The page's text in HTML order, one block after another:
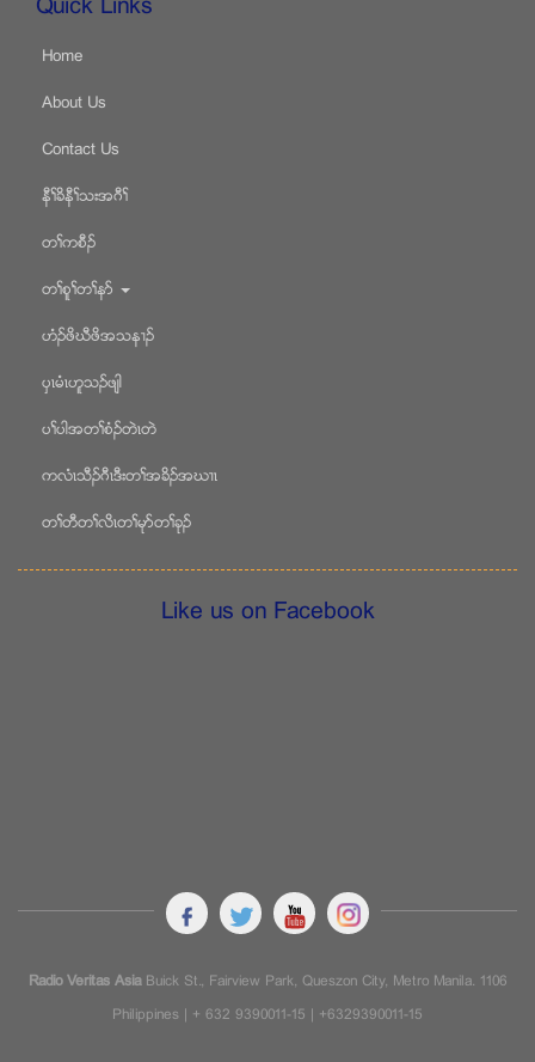
Home
About Us
Contact Us
နီႈခိနီႈသးအဂီႈ
တႈကစီဥ
တႈစူႈတႈနဏ
ဟံဥဖိဃီဖိအသန႕ဥ
ပွၚမံၚဟူသဥဖ်ါ
ပႈပါအတႈစံဥတဲၚတဲ
ကလံၚသီဥဂီၚဒီးတႈအခိဥအဃ႕ၚ
တႈတီတႈလိၚတႈမုဏတႈခုဥ
Like us on Facebook
Radio Veritas AsiaBuick St., Fairview Park, Queszon City, Metro Manila. 1106
Philippines | + 632 9390011-15 | +6329390011-15